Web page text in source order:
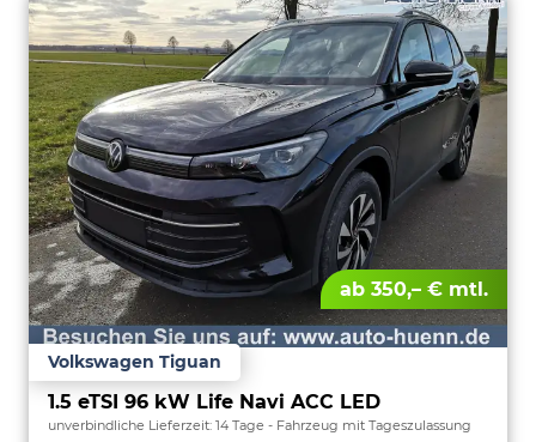
ab 350,– € mtl.
Volkswagen Tiguan
1.5 eTSI 96 kW Life Navi ACC LED
unverbindliche Lieferzeit: 14 Tage Fahrzeug mit Tageszulassung